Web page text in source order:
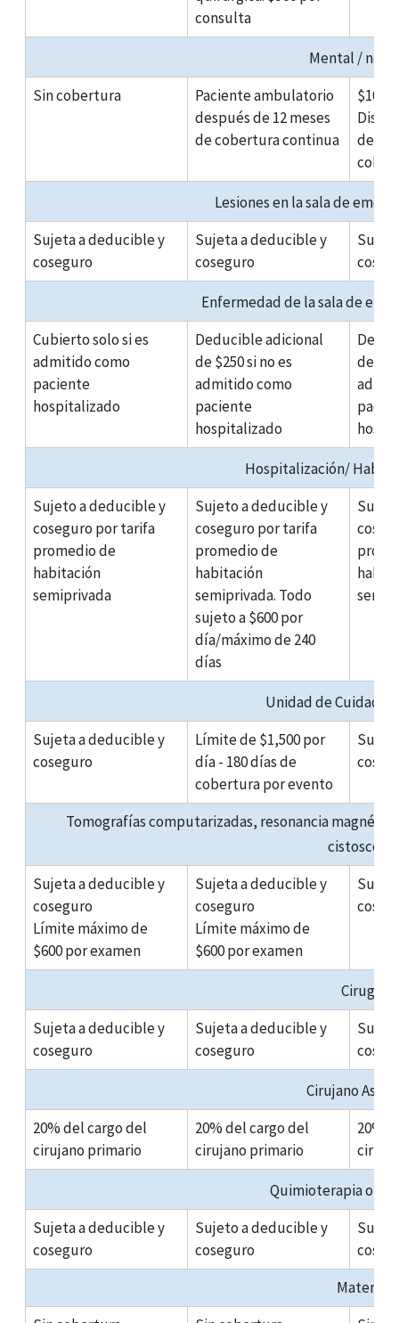
consulta
Mental /
Sin cobertura
Paciente ambulatorio
después de 12 meses
de cobertura continua
$10K
de 12
Lesiones en la sala de
Sujeta a deducible y
coseguro
Sujeta a deducible y
coseguro
Enfermedad de la sala de
Cubierto solo si es
admitido como
paciente
hospitalizado
Deducible adicional
de $250 si no es
admitido como
paciente
hospitalizado
de
Hospitalización/
Sujeto a deducible y
coseguro por tarifa
promedio de
habitación
semiprivada
Sujeto a deducible y
coseguro por tarifa
promedio de
habitación
semiprivada. Todo
sujeto a $600 por
día/máximo de 240
días
Unidad de
Sujeta a deducible y
coseguro
Límite de $1,500 por
día - 180 días de
cobertura por evento
Tomografías computarizadas, resonancia
Sujeta a deducible y
coseguro
Límite máximo de
$600 por examen
Sujeta a deducible y
coseguro
Límite máximo de
$600 por examen
Cirugía
Sujeta a deducible y
coseguro
Sujeta a deducible y
coseguro
Cirujano
20% del cargo del
cirujano primario
20% del cargo del
cirujano primario
20%
Quimioterapia o
Sujeta a deducible y
coseguro
Sujeto a deducible y
coseguro